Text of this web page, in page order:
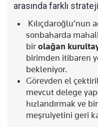
arasında farklı
Kılıçdaroğlu’nun
sonbaharda
bir olağan
birimden itibaren
bekleniyor.
Görevden el
mevcut delege
hızlandırmak ve bir
meşruiyetini geri